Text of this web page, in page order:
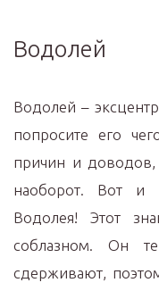
Водолей
Водолей –
попросите его
причин и
наоборот. Вот и
Водолея! Этот
соблазном. Он
сдерживают,